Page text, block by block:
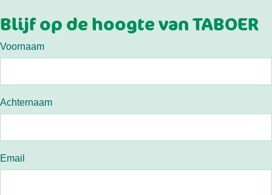
Blijf op de hoogte van TABOER